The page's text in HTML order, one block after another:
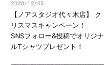
2020/12/05
【ノアスタジオ代々木店】 ク
リスマスキャンペーン！
SNSフォロー&投稿でオリジナ
ルTシャツプレゼント！